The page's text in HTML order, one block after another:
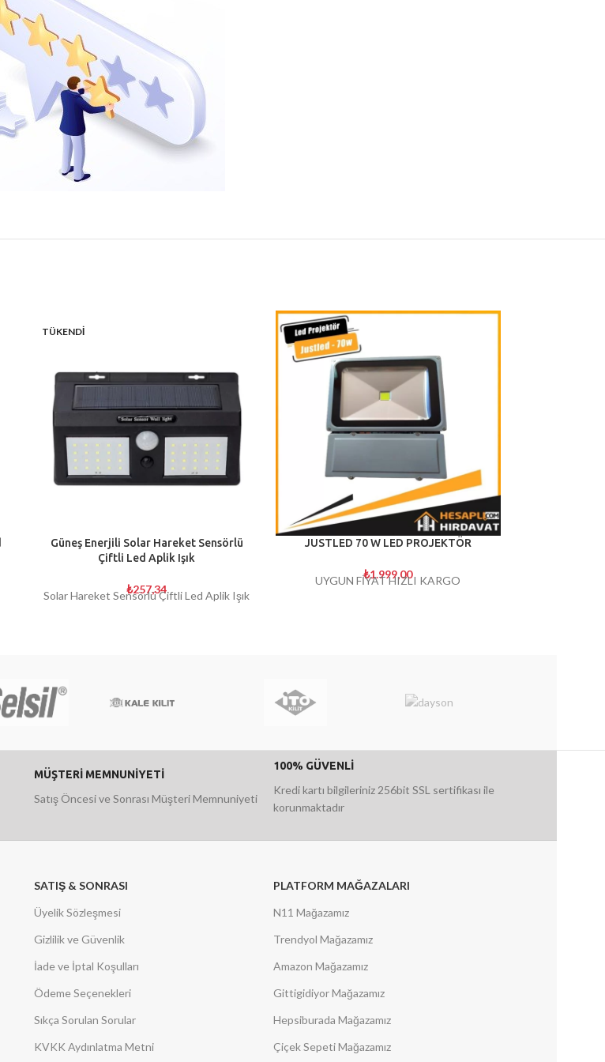
TÜKENDI
Güneş Enerjili Solar Hareket Sensörlü
Çiftli Led Aplik Işık
₺257,34
Solar Hareket Sensörlü Çiftli Led Aplik Işık
JUSTLED 70 W LED PROJEKTÖR
₺1.999,00
UYGUN FİYAT HIZLI KARGO
MÜŞTERİ MEMNUNİYETİ
Satış Öncesi ve Sonrası Müşteri Memnuniyeti
100% GÜVENLİ
Kredi kartı bilgileriniz 256bit SSL sertifikası ile
korunmaktadır
SATIŞ & SONRASI
Üyelik Sözleşmesi
Gizlilik ve Güvenlik
İade ve İptal Koşulları
Ödeme Seçenekleri
Sıkça Sorulan Sorular
KVKK Aydınlatma Metni
PLATFORM MAĞAZALARI
N11 Mağazamız
Trendyol Mağazamız
Amazon Mağazamız
Gittigidiyor Mağazamız
Hepsiburada Mağazamız
Çiçek Sepeti Mağazamız